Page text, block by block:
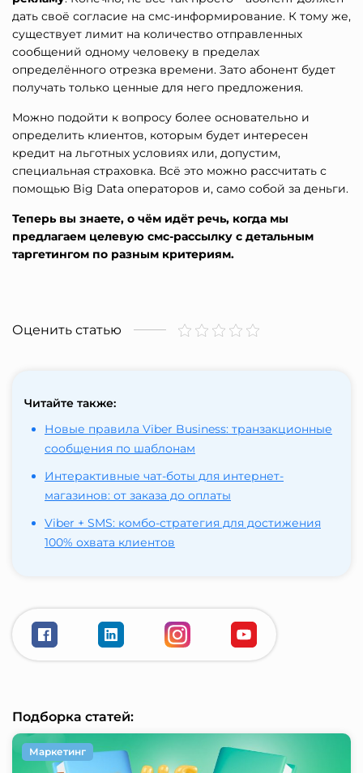
дать своё согласие на смс-информирование. К тому же,
существует лимит на количество отправленных
сообщений одному человеку в пределах
определённого отрезка времени. Зато абонент будет
получать только ценные для него предложения.
Можно подойти к вопросу более основательно и
определить клиентов, которым будет интересен
кредит на льготных условиях или, допустим,
специальная страховка. Всё это можно рассчитать с
помощью Big Data операторов и, само собой за деньги.
Теперь вы знаете, о чём идёт речь, когда мы
предлагаем целевую смс-рассылку с детальным
таргетингом по разным критериям.
Оценить статью
Читайте также:
Новые правила Viber Business: транзакционные
сообщения по шаблонам
Интерактивные чат-боты для интернет-
магазинов: от заказа до оплаты
Viber + SMS: комбо-стратегия для достижения
100% охвата клиентов
Подборка статей:
Маркетинг